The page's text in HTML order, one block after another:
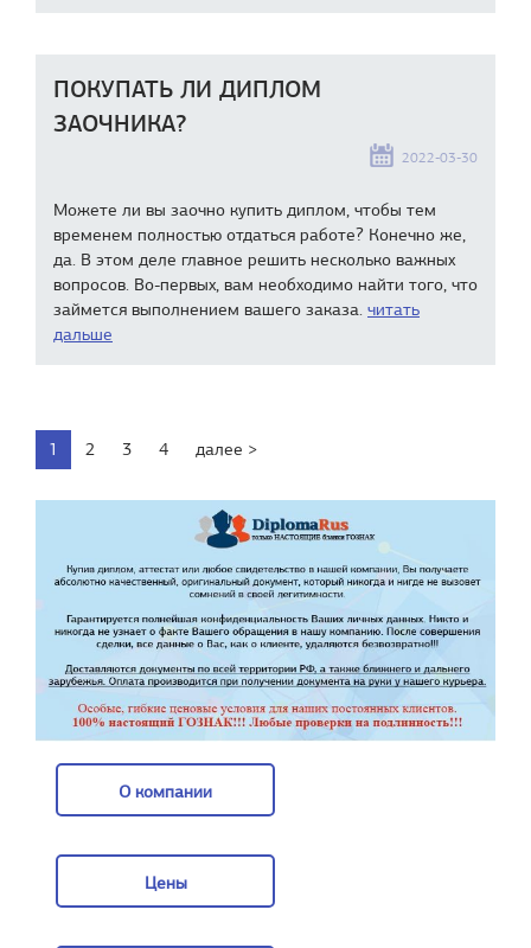
ПОКУПАТЬ ЛИ ДИПЛОМ
ЗАОЧНИКА?
2022-03-30
Можете ли вы заочно купить диплом, чтобы тем
временем полностью отдаться работе? Конечно же,
да. В этом деле главное решить несколько важных
вопросов. Во-первых, вам необходимо найти того, что
займется выполнением вашего заказа. читать
дальше
1 2 3 4 далее >
О компании
Цены